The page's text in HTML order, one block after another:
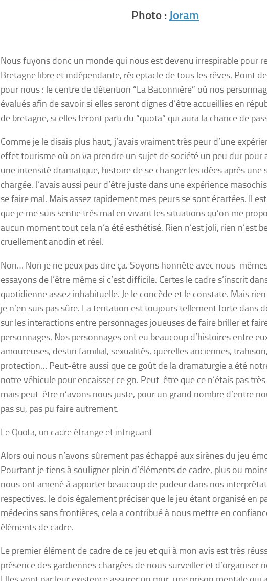
Photo : Joram
Nous fuyons donc un monde qui nous est devenu irrespirable pour
Bretagne libre et indépendante, réceptacle de tous les rêves. Point
pour nous : le centre de détention “La Baconnière” où nos
évalués afin de savoir si elles seront dignes d’être accueillies en
de bretagne, si elles feront parti du “quota” qui aura la chance de
Comme je le disais plus haut, j’avais vraiment très peur d’une
effet tourisme où on va prendre un sujet de société un peu dur pour
une intensité dramatique, histoire de se changer les idées après une
chargée. J’avais aussi peur d’être juste dans une expérience
se faire mal. Mais assez rapidement mes peurs se sont écartées. Il
que je me suis sentie très mal en vivant les situations qu’on me
aucun moment tout cela n’a été esthétisé. Rien n’est joli, rien n’est
cruellement anodin et réel.
Non… Non je ne peux pas dire ça. Soyons honnête avec nous-
essayons de l’être même si c’est difficile. Certes le cadre s’inscrit
quotidienne assez inhabituelle. Je le concède et le constate. Mais
je n’en suis pas sûre. La tentation est toujours tellement forte dans
sur les interactions entre personnages joueuses de faire briller et
personnages. Nos personnages ont eu beaucoup d’histoires entre
amoureuses, destin familial, sexualités, querelles anciennes,
protection… Peut-être aussi que ce goût de la dramaturgie a été
notre véhicule pour encaisser ce gn. Peut-être que ce n’étais pas
mais peut-être n’avons nous juste, pour un grand nombre d’entre
pas su, pas pu faire autrement.
Le Quota, un cadre étrange et intriguant
Alors oui nous n’avons sûrement pas échappé aux sirènes du jeu
Pourtant je tiens à souligner plein d’éléments de cadre, plus ou
nous ont amené à apporter beaucoup de pudeur dans nos
respectives. Je dois également préciser que le jeu étant organisé en
médecins sans frontières, cela a contribué à nous mettre en
éléments de cadre.
Le premier élément de cadre de ce jeu et qui à mon avis est très
présence des gardiennes chargées de nous surveiller et d’organiser